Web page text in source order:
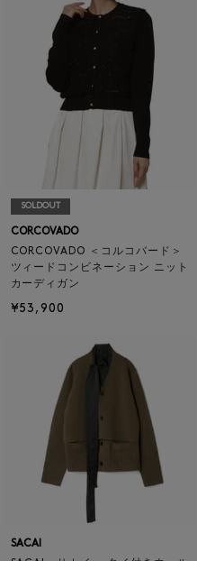
SOLDOUT
CORCOVADO
CORCOVADO ＜コルコバード＞
ツィードコンビネーション ニット
カーディガン
¥53,900
SACAI